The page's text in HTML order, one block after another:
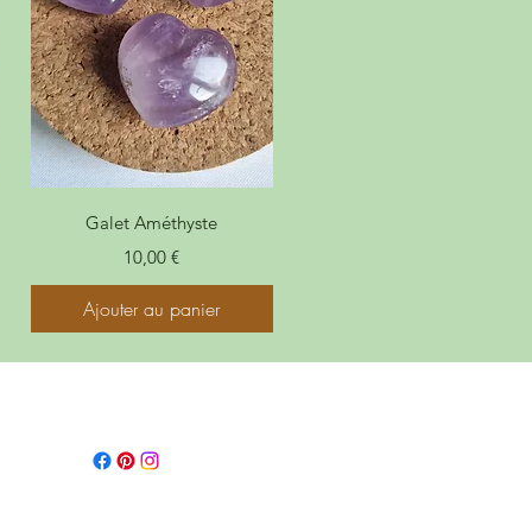
Galet Améthyste
Prix
10,00 €
Ajouter au panier